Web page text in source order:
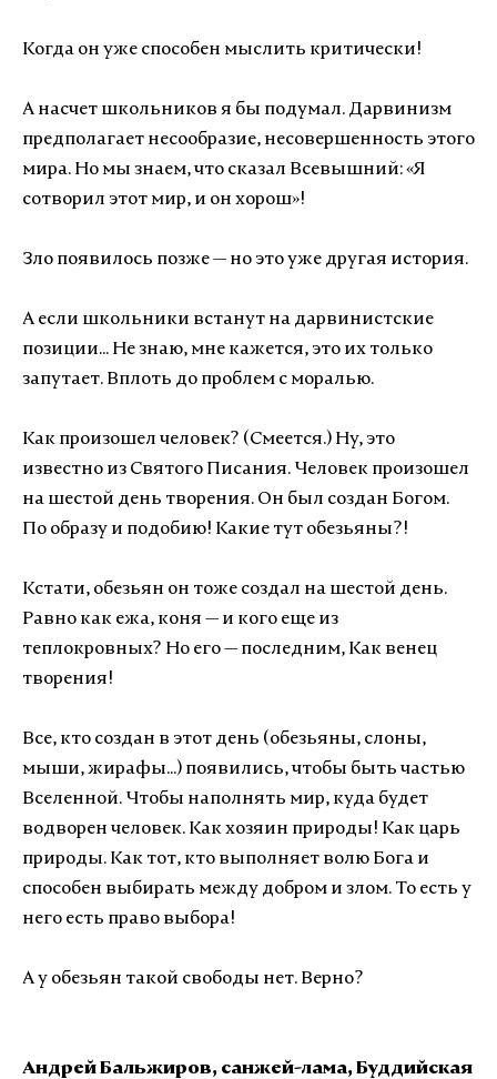
Когда он уже способен мыслить критически!
А насчет школьников я бы подумал. Дарвинизм
предполагает несообразие, несовершенность этого
мира. Но мы знаем, что сказал Всевышний: «Я
сотворил этот мир, и он хорош»!
Зло появилось позже — но это уже другая история.
А если школьники встанут на дарвинистские
позиции... Не знаю, мне кажется, это их только
запутает. Вплоть до проблем с моралью.
Как произошел человек? (Смеется.) Ну, это
известно из Святого Писания. Человек произошел
на шестой день творения. Он был создан Богом.
По образу и подобию! Какие тут обезьяны?!
Кстати, обезьян он тоже создал на шестой день.
Равно как ежа, коня — и кого еще из
теплокровных? Но его — последним, Как венец
творения!
Все, кто создан в этот день (обезьяны, слоны,
мыши, жирафы...) появились, чтобы быть частью
Вселенной. Чтобы наполнять мир, куда будет
водворен человек. Как хозяин природы! Как царь
природы. Как тот, кто выполняет волю Бога и
способен выбирать между добром и злом. То есть у
него есть право выбора!
А у обезьян такой свободы нет. Верно?
Андрей Бальжиров, санжей-лама, Буддийская